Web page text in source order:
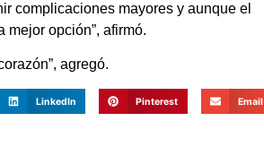
complicaciones mayores y aunque el
opción”, afirmó.
agregó.
LinkedIn Pinterest Email